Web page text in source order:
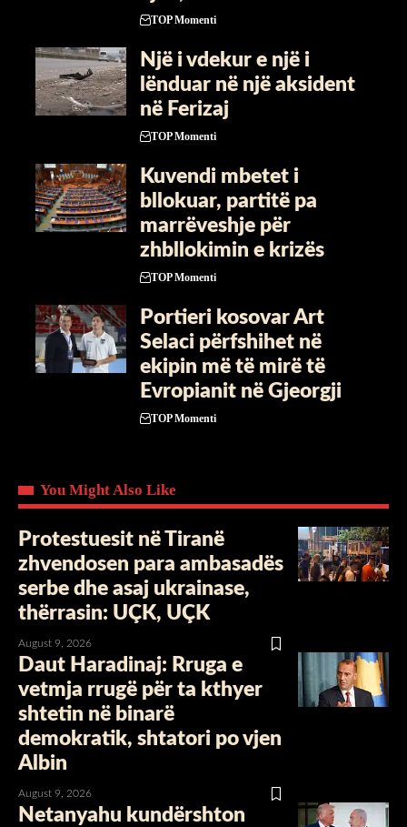
TOP Momenti
Një i vdekur e një i
lënduar në një aksident
në Ferizaj
TOP Momenti
Kuvendi mbetet i
bllokuar, partitë pa
marrëveshje për
zhbllokimin e krizës
TOP Momenti
Portieri kosovar Art
Selaci përfshihet në
ekipin më të mirë të
Evropianit në Gjeorgji
TOP Momenti
You Might Also Like
Protestuesit në Tiranë
zhvendosen para ambasadës
serbe dhe asaj ukrainase,
thërrasin: UÇK, UÇK
August 9, 2026
Daut Haradinaj: Rruga e
vetmja rrugë për ta kthyer
shtetin në binarë
demokratik, shtatori po vjen
Albin
August 9, 2026
Netanyahu kundërshton